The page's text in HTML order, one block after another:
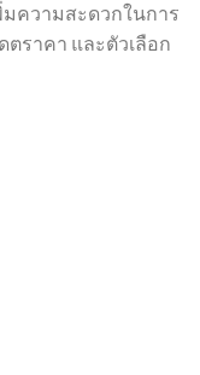
มความสะดวกในการ
ตราคา และตัวเลือก